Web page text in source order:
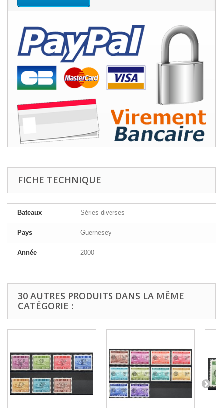
FICHE TECHNIQUE
Bateaux Séries diverses
Pays Guernesey
Année 2000
30 AUTRES PRODUITS DANS LA MÊME
CATÉGORIE :